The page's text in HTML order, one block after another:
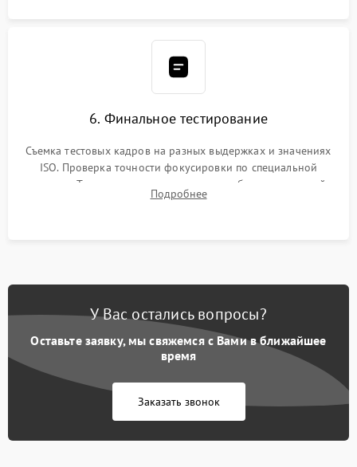
6. Финальное тестирование
Съемка тестовых кадров на разных выдержках и значениях
ISO. Проверка точности фокусировки по специальной
мишени. Тест записи на карту памяти, работы встроенной
вспышки, микрофона и всех кнопок управления.
Подробнее
У Вас остались вопросы?
Оставьте заявку, мы свяжемся с Вами в ближайшее
время
Заказать звонок